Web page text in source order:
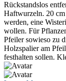
Rückstandslos
Haftwurzeln. 20
werden, eine
wollen. Für
Pfeiler sowieso zu
Holzspalier am
festhalten sollen.